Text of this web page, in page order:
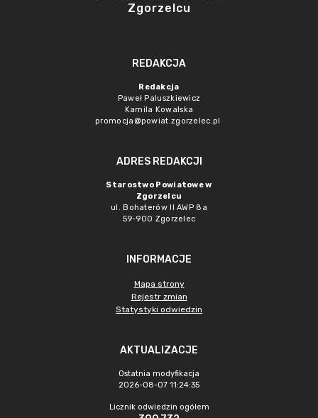
Zgorzelcu
REDAKCJA
Redakcja
Paweł Paluszkiewicz
Kamila Kowalska
promocja@powiat.zgorzelec.pl
ADRES REDAKCJI
Starostwo Powiatowe w
Zgorzelcu
ul. Bohaterów II AWP 8a
59-900 Zgorzelec
INFORMACJE
Mapa strony
Rejestr zmian
Statystyki odwiedzin
AKTUALIZACJE
Ostatnia modyfikacja
2026-08-07 11:24:35
Licznik odwiedzin ogółem